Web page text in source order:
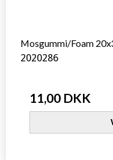
Mosgummi/Foam
2020286
11,00 DKK